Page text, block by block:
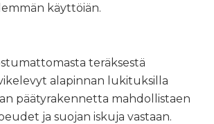
käyttöiän.
teräksestä
alapinnan lukituksilla
päätyrakennetta mahdollistaen
ja suojan iskuja vastaan.